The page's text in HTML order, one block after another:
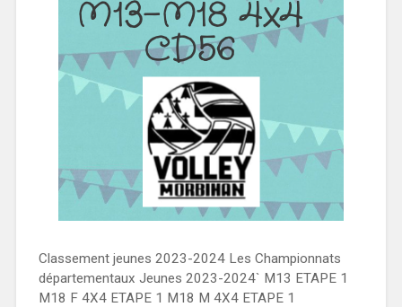
Classement jeunes 2023-2024 Les Championnats
départementaux Jeunes 2023-2024` M13 ETAPE 1
M18 F 4X4 ETAPE 1 M18 M 4X4 ETAPE 1